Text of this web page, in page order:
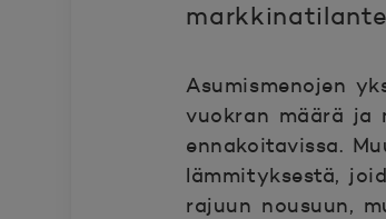
Asumismenojen
vuokran määrä ja
ennakoitavissa.
lämmityksestä,
rajuun nousuun,